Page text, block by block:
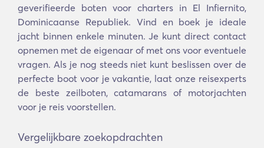
geverifieerde boten voor charters in El Infiernito,
Dominicaanse Republiek. Vind en boek je ideale
jacht binnen enkele minuten. Je kunt direct contact
opnemen met de eigenaar of met ons voor eventuele
vragen. Als je nog steeds niet kunt beslissen over de
perfecte boot voor je vakantie, laat onze reisexperts
de beste zeilboten, catamarans of motorjachten
voor je reis voorstellen.
Vergelijkbare zoekopdrachten